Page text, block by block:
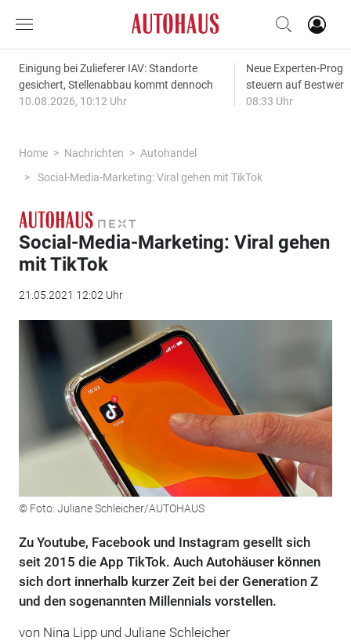
Einigung bei Zulieferer IAV: Standorte
gesichert, Stellenabbau kommt dennoch
10.08.2026, 10:12 Uhr
Neue Experten-
steuern auf
08:33 Uhr
Home Nachrichten
Autohandel
Social-Media-Marketing: Viral gehen mit TikTok
Social-Media-Marketing: Viral gehen
mit TikTok
21.05.2021 12:02 Uhr
© Foto: Juliane Schleicher/AUTOHAUS
Zu Youtube, Facebook und Instagram gesellt sich
seit 2015 die App TikTok. Auch Autohäuser können
sich dort innerhalb kurzer Zeit bei der Generation Z
und den sogenannten Millennials vorstellen.
von Nina Lipp und Juliane Schleicher